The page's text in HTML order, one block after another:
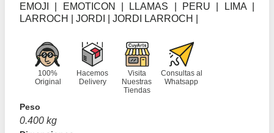
EMOJI | EMOTICON | LLAMAS | PERU | LIMA |
LARROCH | JORDI | JORDI LARROCH |
100%
Original
Hacemos
Delivery
Visita
Nuestras
Tiendas
Consultas al
Whatsapp
Peso
0.400 kg